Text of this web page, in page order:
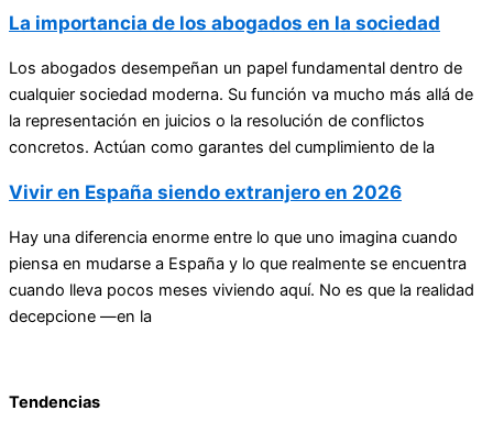
La importancia de los abogados en la sociedad
Los abogados desempeñan un papel fundamental dentro de
cualquier sociedad moderna. Su función va mucho más allá de
la representación en juicios o la resolución de conflictos
concretos. Actúan como garantes del cumplimiento de la
Vivir en España siendo extranjero en 2026
Hay una diferencia enorme entre lo que uno imagina cuando
piensa en mudarse a España y lo que realmente se encuentra
cuando lleva pocos meses viviendo aquí. No es que la realidad
decepcione —en la
Tendencias